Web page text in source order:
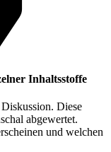
Inhaltsstoffe
Diese
abgewertet.
und welchen